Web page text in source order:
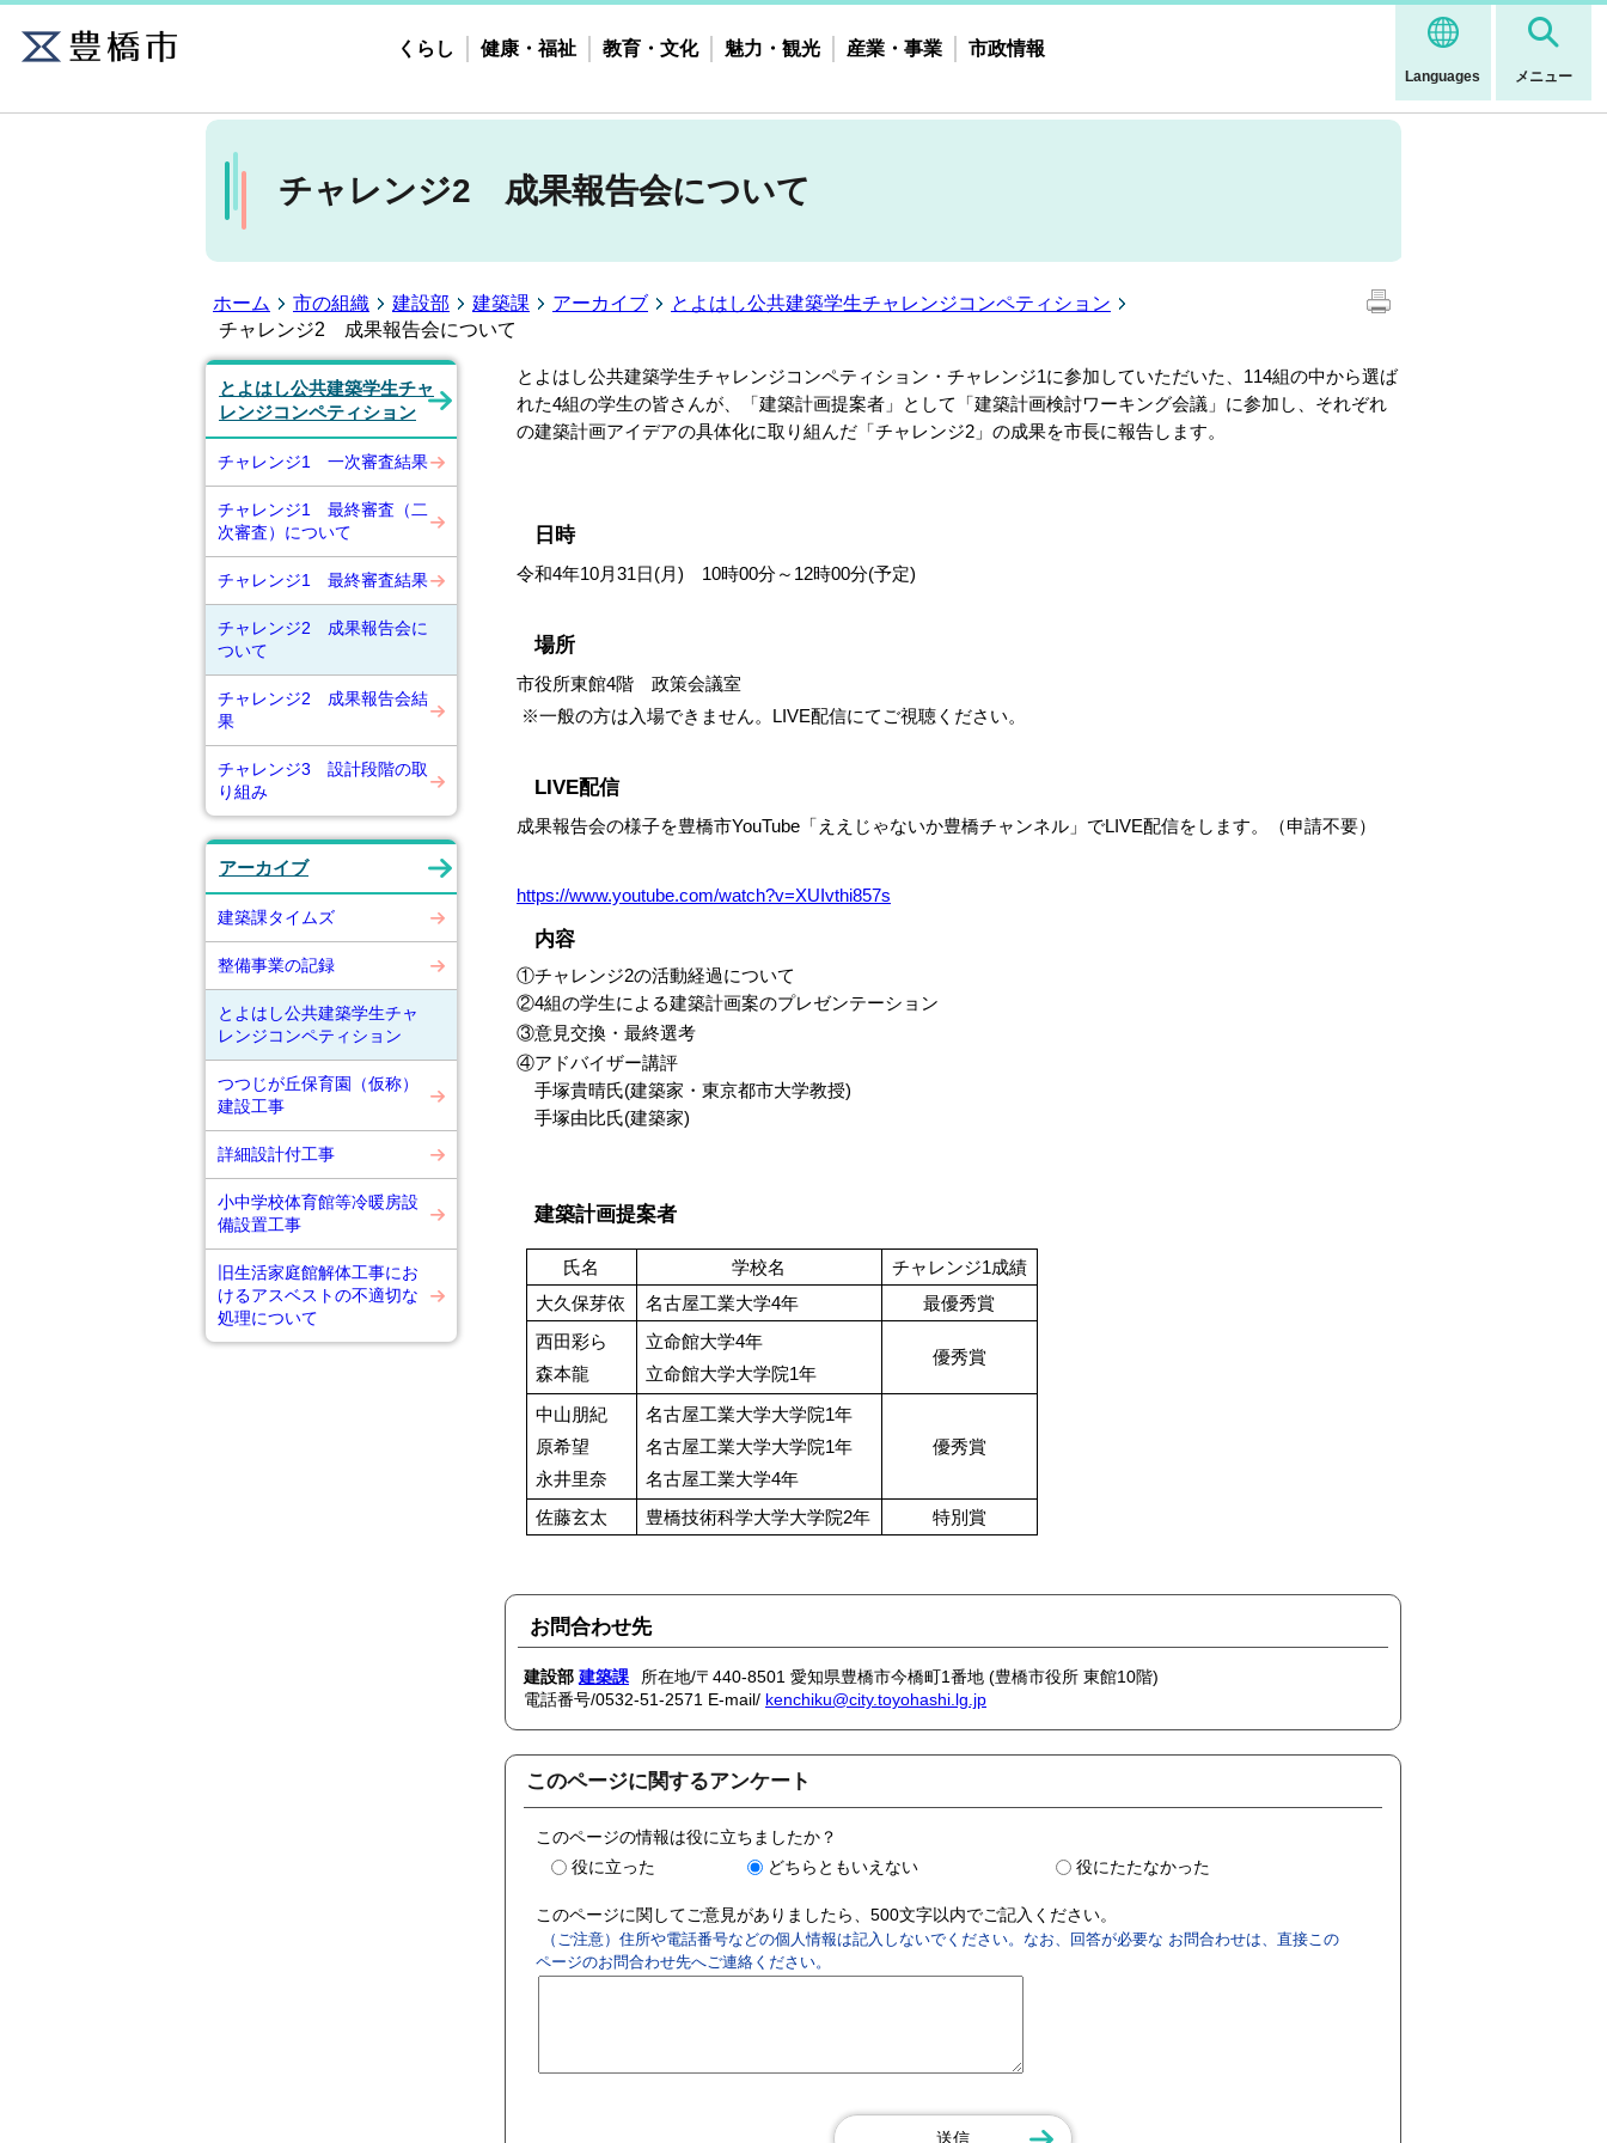
Languages メニュー
くらし 健康・福祉 教育・文化 魅力・観光 産業・事業 市政情報
チャレンジ2 成果報告会について
ホーム 市の組織 建設部 建築課 アーカイブ
とよはし公共建築学生チャレンジコンペティション
チャレンジ2 成果報告会について
とよはし公共建築学生チャ
レンジコンペティション
チャレンジ1 一次審査結果
チャレンジ1 最終審査（二
次審査）について
チャレンジ1 最終審査結果
チャレンジ2 成果報告会に
ついて
チャレンジ2 成果報告会結
果
チャレンジ3 設計段階の取
り組み
アーカイブ
建築課タイムズ
整備事業の記録
とよはし公共建築学生チャ
レンジコンペティション
つつじが丘保育園（仮称）
建設工事
詳細設計付工事
小中学校体育館等冷暖房設
備設置工事
旧生活家庭館解体工事にお
けるアスベストの不適切な
処理について
とよはし公共建築学生チャレンジコンペティション・チャレンジ1に参加していただいた、114組の中から選ば
れた4組の学生の皆さんが、「建築計画提案者」として「建築計画検討ワーキング会議」に参加し、それぞれ
の建築計画アイデアの具体化に取り組んだ「チャレンジ2」の成果を市長に報告します。
日時
令和4年10月31日(月) 10時00分～12時00分(予定)
場所
市役所東館4階 政策会議室
※一般の方は入場できません。LIVE配信にてご視聴ください。
LIVE配信
成果報告会の様子を豊橋市YouTube「ええじゃないか豊橋チャンネル」でLIVE配信をします。（申請不要）
https://www.youtube.com/watch?v=XUIvthi857s
内容
①チャレンジ2の活動経過について
②4組の学生による建築計画案のプレゼンテーション
③意見交換・最終選考
④アドバイザー講評
手塚貴晴氏(建築家・東京都市大学教授)
手塚由比氏(建築家)
建築計画提案者
氏名 学校名
チャレンジ1成績
大久保芽依
名古屋工業大学4年
最優秀賞
西田彩ら
森本龍
立命館大学4年
立命館大学大学院1年
優秀賞
中山朋紀
原希望
永井里奈
名古屋工業大学大学院1年
名古屋工業大学大学院1年
名古屋工業大学4年
優秀賞
佐藤玄太 豊橋技術科学大学大学院2年 特別賞
お問合わせ先
建設部 建築課
所在地/〒440-8501 愛知県豊橋市今橋町1番地 (豊橋市役所 東館10階)
電話番号/0532-51-2571 E-mail/ kenchiku@city.toyohashi.lg.jp
このページに関するアンケート
このページの情報は役に立ちましたか？
役に立った
どちらともいえない 役にたたなかった
このページに関してご意見がありましたら、500文字以内でご記入ください。
（ご注意）住所や電話番号などの個人情報は記入しないでください。なお、回答が必要な お問合わせは、直接この
ページのお問合わせ先へご連絡ください。